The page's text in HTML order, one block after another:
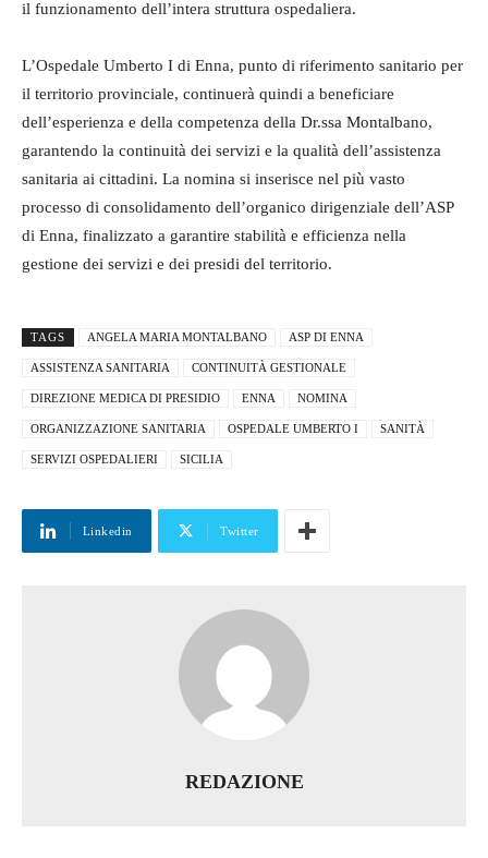
il funzionamento dell’intera struttura ospedaliera.
L’Ospedale Umberto I di Enna, punto di riferimento sanitario per
il territorio provinciale, continuerà quindi a beneficiare
dell’esperienza e della competenza della Dr.ssa Montalbano,
garantendo la continuità dei servizi e la qualità dell’assistenza
sanitaria ai cittadini. La nomina si inserisce nel più vasto
processo di consolidamento dell’organico dirigenziale dell’ASP
di Enna, finalizzato a garantire stabilità e efficienza nella
gestione dei servizi e dei presidi del territorio.
TAGS ANGELA MARIA MONTALBANO ASP DI ENNA
ASSISTENZA SANITARIA CONTINUITÀ GESTIONALE
DIREZIONE MEDICA DI PRESIDIO ENNA NOMINA
ORGANIZZAZIONE SANITARIA OSPEDALE UMBERTO I SANITÀ
SERVIZI OSPEDALIERI SICILIA
Linkedin Twitter
REDAZIONE